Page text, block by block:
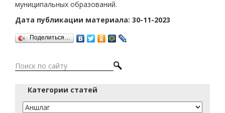
муниципальных образований.
Дата публикации материала: 30-11-2023
Поделиться…
Категории статей